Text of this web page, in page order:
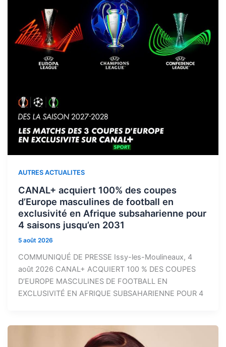
AUTRES ACTUALITES
CANAL+ acquiert 100% des coupes
d’Europe masculines de football en
exclusivité en Afrique subsaharienne pour
4 saisons jusqu’en 2031
5 août 2026
COMMUNIQUÉ DE PRESSE Issy-les-Moulineaux, 4
août 2026 CANAL+ ACQUIERT 100 % DES COUPES
D’EUROPE MASCULINES DE FOOTBALL EN
EXCLUSIVITÉ EN AFRIQUE SUBSAHARIENNE POUR 4